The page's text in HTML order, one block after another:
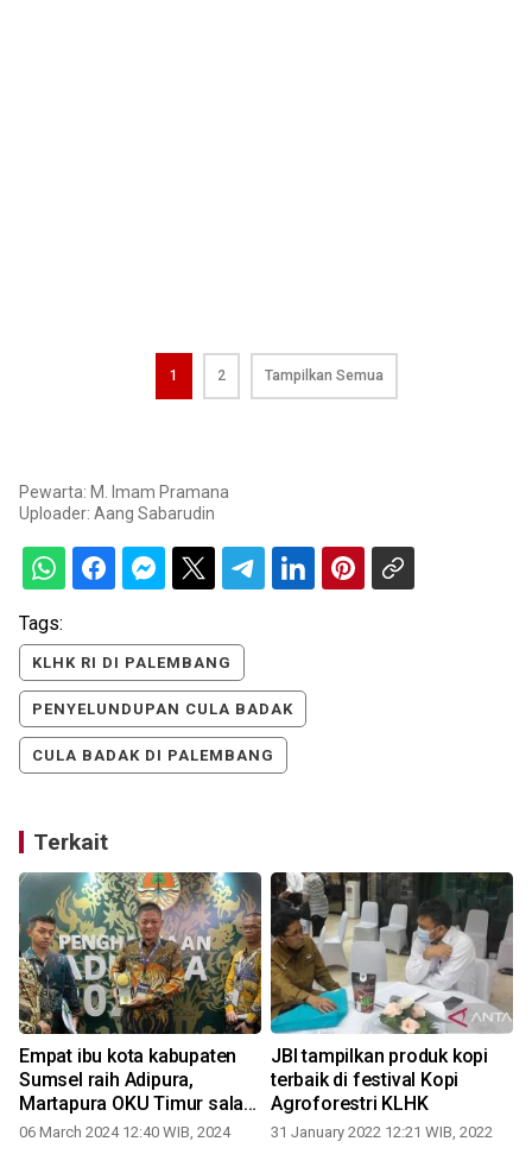
1 2 Tampilkan Semua
Pewarta: M. Imam Pramana
Uploader: Aang Sabarudin
Tags:
KLHK RI DI PALEMBANG
PENYELUNDUPAN CULA BADAK
CULA BADAK DI PALEMBANG
Terkait
Empat ibu kota kabupaten
Sumsel raih Adipura,
Martapura OKU Timur salah
satunya
06 March 2024 12:40 WIB, 2024
JBI tampilkan produk kopi
terbaik di festival Kopi
Agroforestri KLHK
31 January 2022 12:21 WIB, 2022